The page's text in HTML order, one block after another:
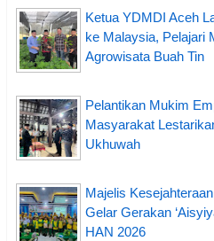
Ketua YDMDI Aceh
ke Malaysia, Pelajari
Agrowisata Buah Tin
Pelantikan Mukim
Masyarakat
Ukhuwah
Majelis
Gelar Gerakan
HAN 2026